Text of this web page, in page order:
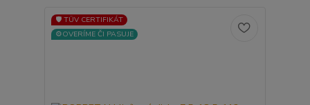
🛡️ TÜV CERTIFIKÁT
⚙️OVERÍME ČI PASUJE